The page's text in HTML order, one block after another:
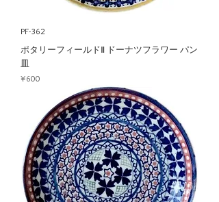
PF-362
ポタリーフィールドⅡ ドーナツフラワー パン
皿
Price
¥600